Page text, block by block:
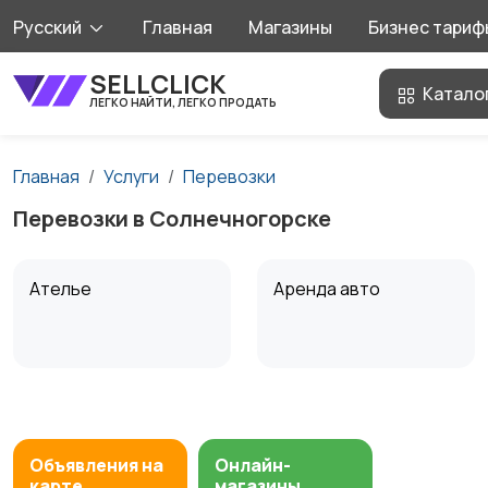
Русский Главная Магазины Бизнес
SELLCLICK
ЛЕГКО НАЙТИ, ЛЕГКО ПРОДАТЬ
Главная Услуги Перевозки
Перевозки в Солнечногорске
Ателье Аренда авто
строительство
Объявления на
Онлайн-